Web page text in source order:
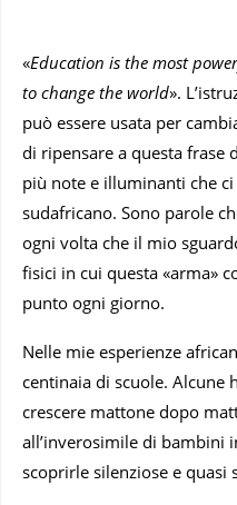
«Education is the most
to change the world».
può essere usata per
di ripensare a questa frase
più note e illuminanti che
sudafricano. Sono parole
ogni volta che il mio
fisici in cui questa «arma»
punto ogni giorno.
Nelle mie esperienze
centinaia di scuole. Alcune
crescere mattone dopo
all’inverosimile di bambini
scoprirle silenziose e quasi